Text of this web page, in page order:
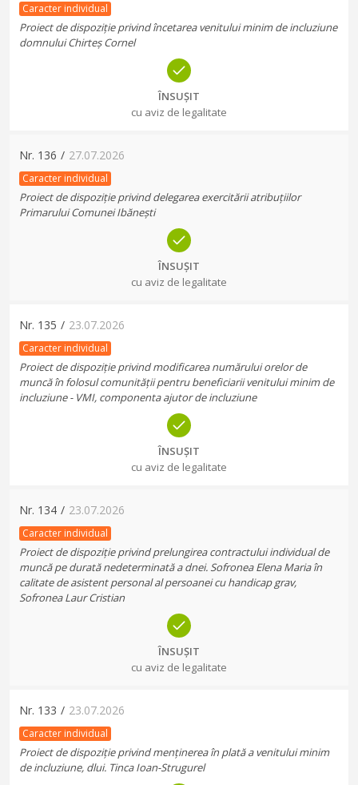
Caracter individual
Proiect de dispoziție privind încetarea venitului minim de incluziune
domnului Chirteș Cornel
ÎNSUȘIT
cu aviz de legalitate
Nr. 136 / 27.07.2026
Caracter individual
Proiect de dispoziție privind delegarea exercitării atribuțiilor
Primarului Comunei Ibănești
ÎNSUȘIT
cu aviz de legalitate
Nr. 135 / 23.07.2026
Caracter individual
Proiect de dispoziție privind modificarea numărului orelor de
muncă în folosul comunității pentru beneficiarii venitului minim de
incluziune - VMI, componenta ajutor de incluziune
ÎNSUȘIT
cu aviz de legalitate
Nr. 134 / 23.07.2026
Caracter individual
Proiect de dispoziție privind prelungirea contractului individual de
muncă pe durată nedeterminată a dnei. Sofronea Elena Maria în
calitate de asistent personal al persoanei cu handicap grav,
Sofronea Laur Cristian
ÎNSUȘIT
cu aviz de legalitate
Nr. 133 / 23.07.2026
Caracter individual
Proiect de dispoziție privind menținerea în plată a venitului minim
de incluziune, dlui. Tinca Ioan-Strugurel